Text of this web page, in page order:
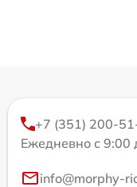
+7 (351) 200-
Ежедневно с 9:00
info@morphy-